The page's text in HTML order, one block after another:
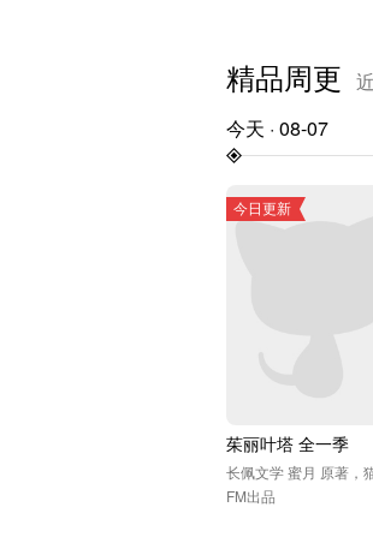
精品周更
今天 · 08-07
茱丽叶塔 全一季
长佩文学 蜜月 原著，
FM出品